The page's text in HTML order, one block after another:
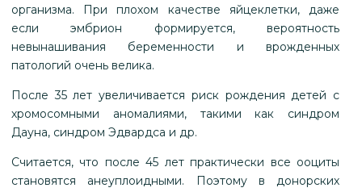
организма. При плохом качестве яйцеклетки, даже
если эмбрион формируется, вероятность
невынашивания беременности и врожденных
патологий очень велика.
После 35 лет увеличивается риск рождения детей с
хромосомными аномалиями, такими как синдром
Дауна, синдром Эдвардса и др.
Считается, что после 45 лет практически все ооциты
становятся анеуплоидными. Поэтому в донорских